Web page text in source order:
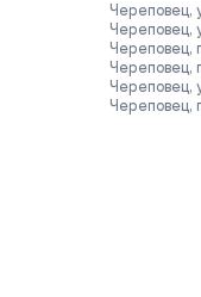
Череповец,
Череповец,
Череповец,
Череповец,
Череповец,
Череповец,